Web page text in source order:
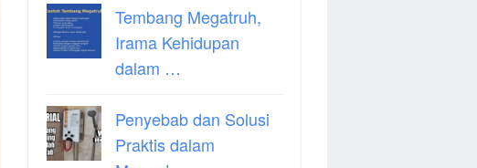
Tembang Megatruh,
Irama Kehidupan
dalam …
Penyebab dan Solusi
Praktis dalam